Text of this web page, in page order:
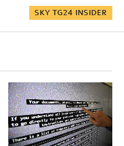
SKY TG24 INSIDER